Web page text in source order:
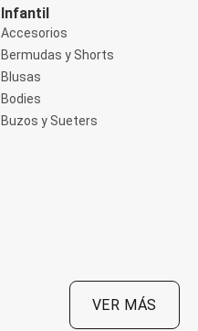
Infantil
Accesorios
Bermudas y Shorts
Blusas
Bodies
Buzos y Sueters
VER MÁS